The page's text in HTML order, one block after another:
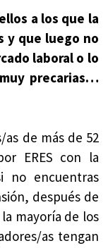
a los que la
y que luego no
laboral o lo
precarias…
as de más de 52
ERES con la
no encuentras
después de
mayoría de los
as tengan